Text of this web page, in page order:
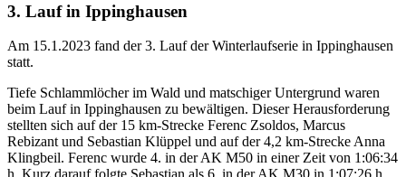
3. Lauf in Ippinghausen
Am 15.1.2023 fand der 3. Lauf der Winterlaufserie in Ippinghausen
statt.
Tiefe Schlammlöcher im Wald und matschiger Untergrund waren
beim Lauf in Ippinghausen zu bewältigen. Dieser Herausforderung
stellten sich auf der 15 km-Strecke Ferenc Zsoldos, Marcus
Rebizant und Sebastian Klüppel und auf der 4,2 km-Strecke Anna
Klingbeil. Ferenc wurde 4. in der AK M50 in einer Zeit von 1:06:34